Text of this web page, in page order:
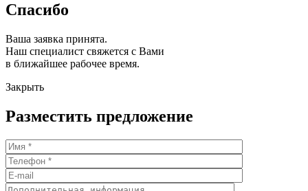
Спасибо
Ваша заявка принята.
Наш специалист свяжется с Вами
в ближайшее рабочее время.
Закрыть
Разместить предложение